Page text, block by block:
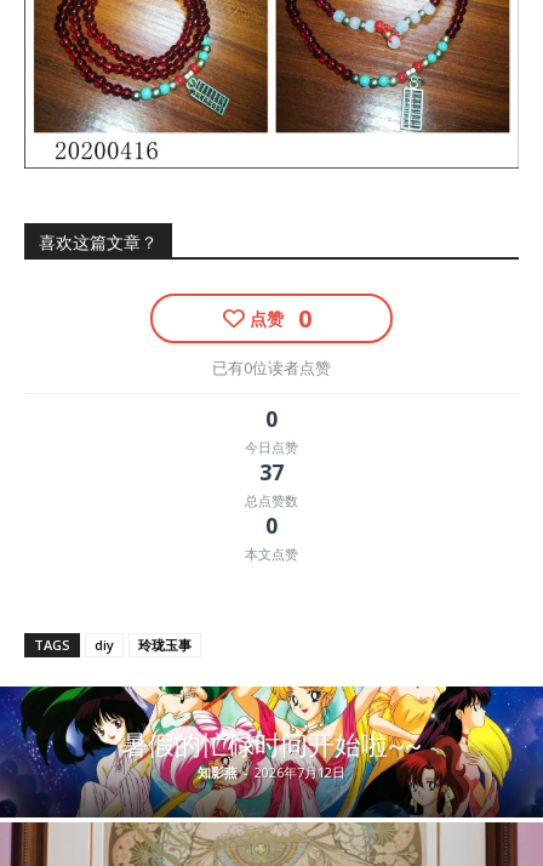
喜欢这篇文章？
点赞 0
已有0位读者点赞
0
今日点赞
37
总点赞数
0
本文点赞
TAGS diy 玲珑玉事
暑假的忙碌时间开始啦~~
知影燕 - 2026年7月12日